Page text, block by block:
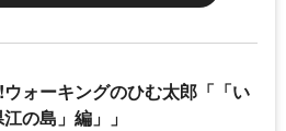
ォーキングのひむ太郎「「い
の島」編」」